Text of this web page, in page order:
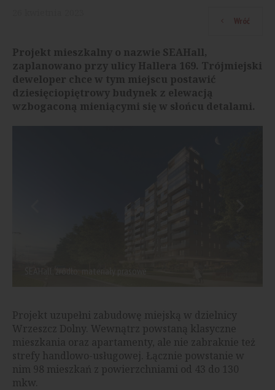
Wróć
Projekt mieszkalny o nazwie SEAHall,
zaplanowano przy ulicy Hallera 169. Trójmiejski
deweloper chce w tym miejscu postawić
dziesięciopiętrowy budynek z elewacją
wzbogaconą mieniącymi się w słońcu detalami.
Projekt uzupełni zabudowę miejską w dzielnicy
Wrzeszcz Dolny. Wewnątrz powstaną klasyczne
mieszkania oraz apartamenty, ale nie zabraknie też
strefy handlowo-usługowej. Łącznie powstanie w
nim 98 mieszkań z powierzchniami od 43 do 130
mkw.